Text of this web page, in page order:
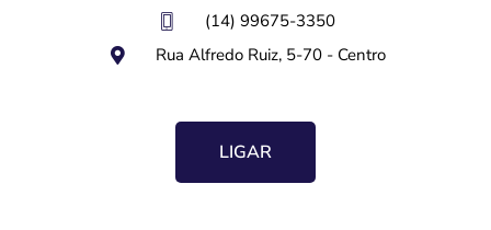
(14) 99675-3350
Rua Alfredo Ruiz, 5-70 - Centro
LIGAR